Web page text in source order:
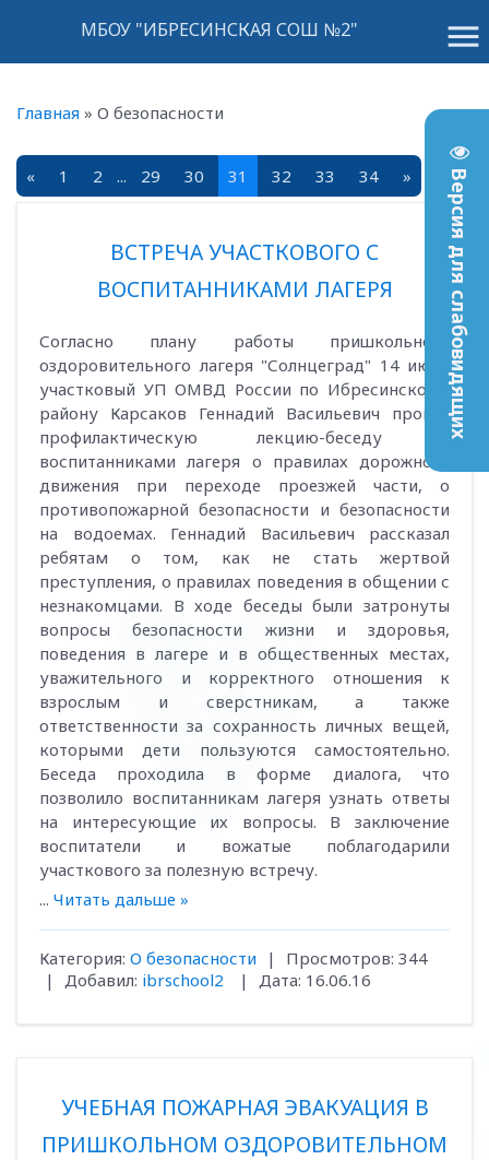
Версия для слабовидящих
menu
МБОУ "ИБРЕСИНСКАЯ СОШ №2"
Главная » О безопасности
« 1 2 ... 29 30 31 32 33 34 »
ВСТРЕЧА УЧАСТКОВОГО С
ВОСПИТАННИКАМИ ЛАГЕРЯ
Согласно плану работы пришкольного
оздоровительного лагеря "Солнцеград" 14 июня
участковый УП ОМВД России по Ибресинскому
району Карсаков Геннадий Васильевич провел
профилактическую лекцию-беседу с
воспитанниками лагеря о правилах дорожного
движения при переходе проезжей части, о
противопожарной безопасности и безопасности
на водоемах. Геннадий Васильевич рассказал
ребятам о том, как не стать жертвой
преступления, о правилах поведения в общении с
незнакомцами. В ходе беседы были затронуты
вопросы безопасности жизни и здоровья,
поведения в лагере и в общественных местах,
уважительного и корректного отношения к
взрослым и сверстникам, а также
ответственности за сохранность личных вещей,
которыми дети пользуются самостоятельно.
Беседа проходила в форме диалога, что
позволило воспитанникам лагеря узнать ответы
на интересующие их вопросы. В заключение
воспитатели и вожатые поблагодарили
участкового за полезную встречу.
... Читать дальше »
Категория: О безопасности | Просмотров: 344
|
Добавил: ibrschool2 | Дата: 16.06.16
УЧЕБНАЯ ПОЖАРНАЯ ЭВАКУАЦИЯ В
ПРИШКОЛЬНОМ ОЗДОРОВИТЕЛЬНОМ